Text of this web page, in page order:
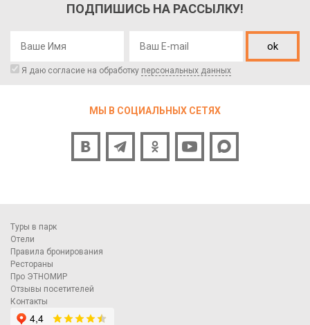
ПОДПИШИСЬ НА РАССЫЛКУ!
ok
Я даю согласие на обработку персональных данных
МЫ В СОЦИАЛЬНЫХ СЕТЯХ
Туры в парк
Отели
Правила бронирования
Рестораны
Про ЭТНОМИР
Отзывы посетителей
Контакты